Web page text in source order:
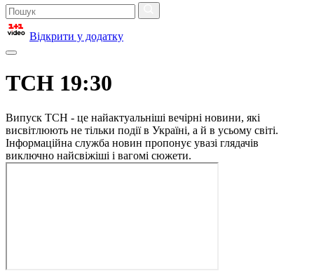
Відкрити у додатку
ТСН 19:30
Випуск ТСН - це найактуальніші вечірні новини, які
висвітлюють не тільки події в Україні, а й в усьому світі.
Інформаційна служба новин пропонує увазі глядачів
виключно найсвіжіші і вагомі сюжети.